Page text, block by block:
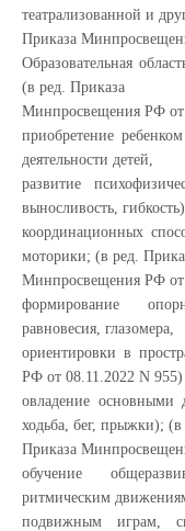
театрализованной и
Приказа
Образовательная
(в ред. Приказа
Минпросвещения РФ от
приобретение
деятельности детей,
развитие
выносливость,
координационных
моторики; (в ред.
Минпросвещения РФ от
формирование
равновесия, глазомера,
ориентировки в
РФ от 08.11.2022 N 955)
овладение основными
ходьба, бег, прыжки); (в
Приказа
обучение
ритмическим
подвижным играм,